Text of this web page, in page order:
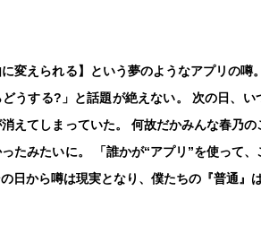
に変えられる】という夢のようなアプリの
どうする?」と話題が絶えない。 次の日、
えてしまっていた。 何故だかみんな春乃
たみたいに。 「誰かが“アプリ”を使って
日から噂は現実となり、僕たちの『普通』は